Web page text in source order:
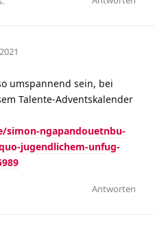
umspannend sein, bei
Talente-Adventskalender
ngapandouetnbu-
jugendlichem-unfug-
Antworten